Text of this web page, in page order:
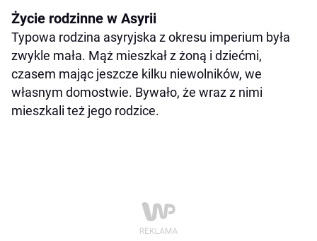
Życie rodzinne w Asyrii
Typowa rodzina asyryjska z okresu imperium była
zwykle mała. Mąż mieszkał z żoną i dziećmi,
czasem mając jeszcze kilku niewolników, we
własnym domostwie. Bywało, że wraz z nimi
mieszkali też jego rodzice.